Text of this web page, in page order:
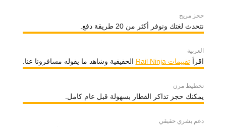
حجز مريح
نتحدث لغتك ونوفر أكثر من 20 طريقة دفع.
العربية
اقرأتقييمات Rail Ninja الحقيقية وشاهد ما يقوله مسافرونا عنا.
تخطيط مرن
يمكنك حجز تذاكر القطار بسهولة قبل عام كامل.
دعم بشري حقيقي